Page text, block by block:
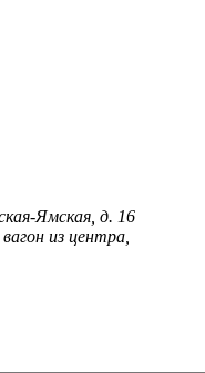
Ямская, д. 16
из центра,